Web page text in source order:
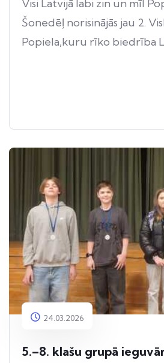
Visi Latvijā labi zin un mīl
Šonedēļ norisinājās jau 2.
Popiela,kuru rīko biedrība
24.03.2026
5.–8. klašu grupā